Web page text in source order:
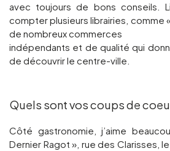
avec toujours de bons conseils.
compter plusieurs librairies, comme
de nombreux commerces
indépendants et de qualité qui
de découvrir le centre-ville.
Quels sont vos coups de
Côté gastronomie, j’aime
Dernier Ragot », rue des Clarisses,